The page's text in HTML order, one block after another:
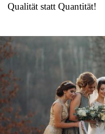
Qualität statt Quantität!